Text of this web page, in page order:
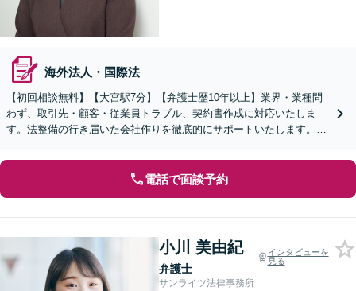
海外法人・国際法
【初回相談無料】【大宮駅7分】【弁護士歴10年以上】業界・業種問
わず、取引先・顧客・従業員トラブル、契約書作成に対応いたしま
す。法整備の行き届いた会社作りを徹底的にサポートいたします。個
電話で面談予約
小川 美由紀
弁護士
インタビューを
見る
サンライツ法律事務所